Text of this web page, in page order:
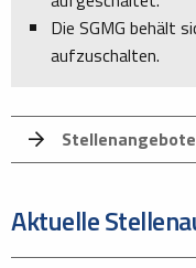
Die SGMG behält
aufzuschalten.
Aktuelle